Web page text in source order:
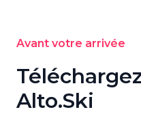
Avant votre arrivée
Alto.Ski